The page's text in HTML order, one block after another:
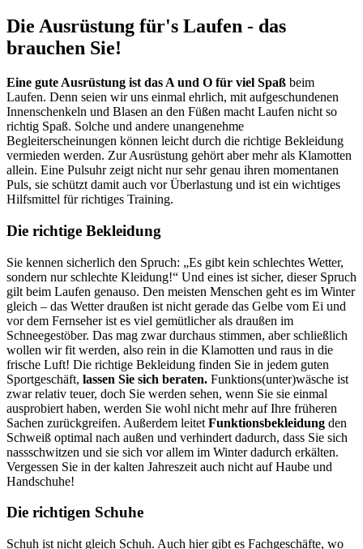
Die Ausrüstung für's Laufen - das
brauchen Sie!
Eine gute Ausrüstung ist das A und O für viel Spaß beim
Laufen. Denn seien wir uns einmal ehrlich, mit aufgeschundenen
Innenschenkeln und Blasen an den Füßen macht Laufen nicht so
richtig Spaß. Solche und andere unangenehme
Begleiterscheinungen können leicht durch die richtige Bekleidung
vermieden werden. Zur Ausrüstung gehört aber mehr als Klamotten
allein. Eine Pulsuhr zeigt nicht nur sehr genau ihren momentanen
Puls, sie schützt damit auch vor Überlastung und ist ein wichtiges
Hilfsmittel für richtiges Training.
Die richtige Bekleidung
Sie kennen sicherlich den Spruch: „Es gibt kein schlechtes Wetter,
sondern nur schlechte Kleidung!“ Und eines ist sicher, dieser Spruch
gilt beim Laufen genauso. Den meisten Menschen geht es im Winter
gleich – das Wetter draußen ist nicht gerade das Gelbe vom Ei und
vor dem Fernseher ist es viel gemütlicher als draußen im
Schneegestöber. Das mag zwar durchaus stimmen, aber schließlich
wollen wir fit werden, also rein in die Klamotten und raus in die
frische Luft! Die richtige Bekleidung finden Sie in jedem guten
Sportgeschäft, lassen Sie sich beraten. Funktions(unter)wäsche ist
zwar relativ teuer, doch Sie werden sehen, wenn Sie sie einmal
ausprobiert haben, werden Sie wohl nicht mehr auf Ihre früheren
Sachen zurückgreifen. Außerdem leitet Funktionsbekleidung den
Schweiß optimal nach außen und verhindert dadurch, dass Sie sich
nassschwitzen und sie sich vor allem im Winter dadurch erkälten.
Vergessen Sie in der kalten Jahreszeit auch nicht auf Haube und
Handschuhe!
Die richtigen Schuhe
Schuh ist nicht gleich Schuh. Auch hier gibt es Fachgeschäfte, wo